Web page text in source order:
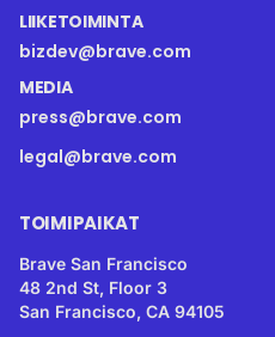
LIIKETOIMINTA
bizdev@brave.com
MEDIA
press@brave.com
legal@brave.com
TOIMIPAIKAT
Brave San Francisco
48 2nd St, Floor 3
San Francisco, CA 94105